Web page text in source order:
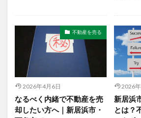
不動産を売る
2026年4月6日
なるべく内緒で不動産を売
却したい方へ｜新居浜市・
2026
新居浜
とは？